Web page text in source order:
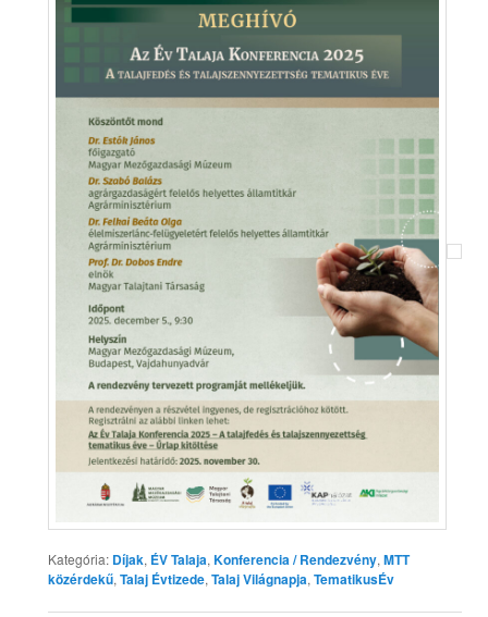
Kategória: Díjak, ÉV Talaja,Konferencia / Rendezvény,MTT
közérdekű,Talaj Évtizede,Talaj Világnapja,TematikusÉv